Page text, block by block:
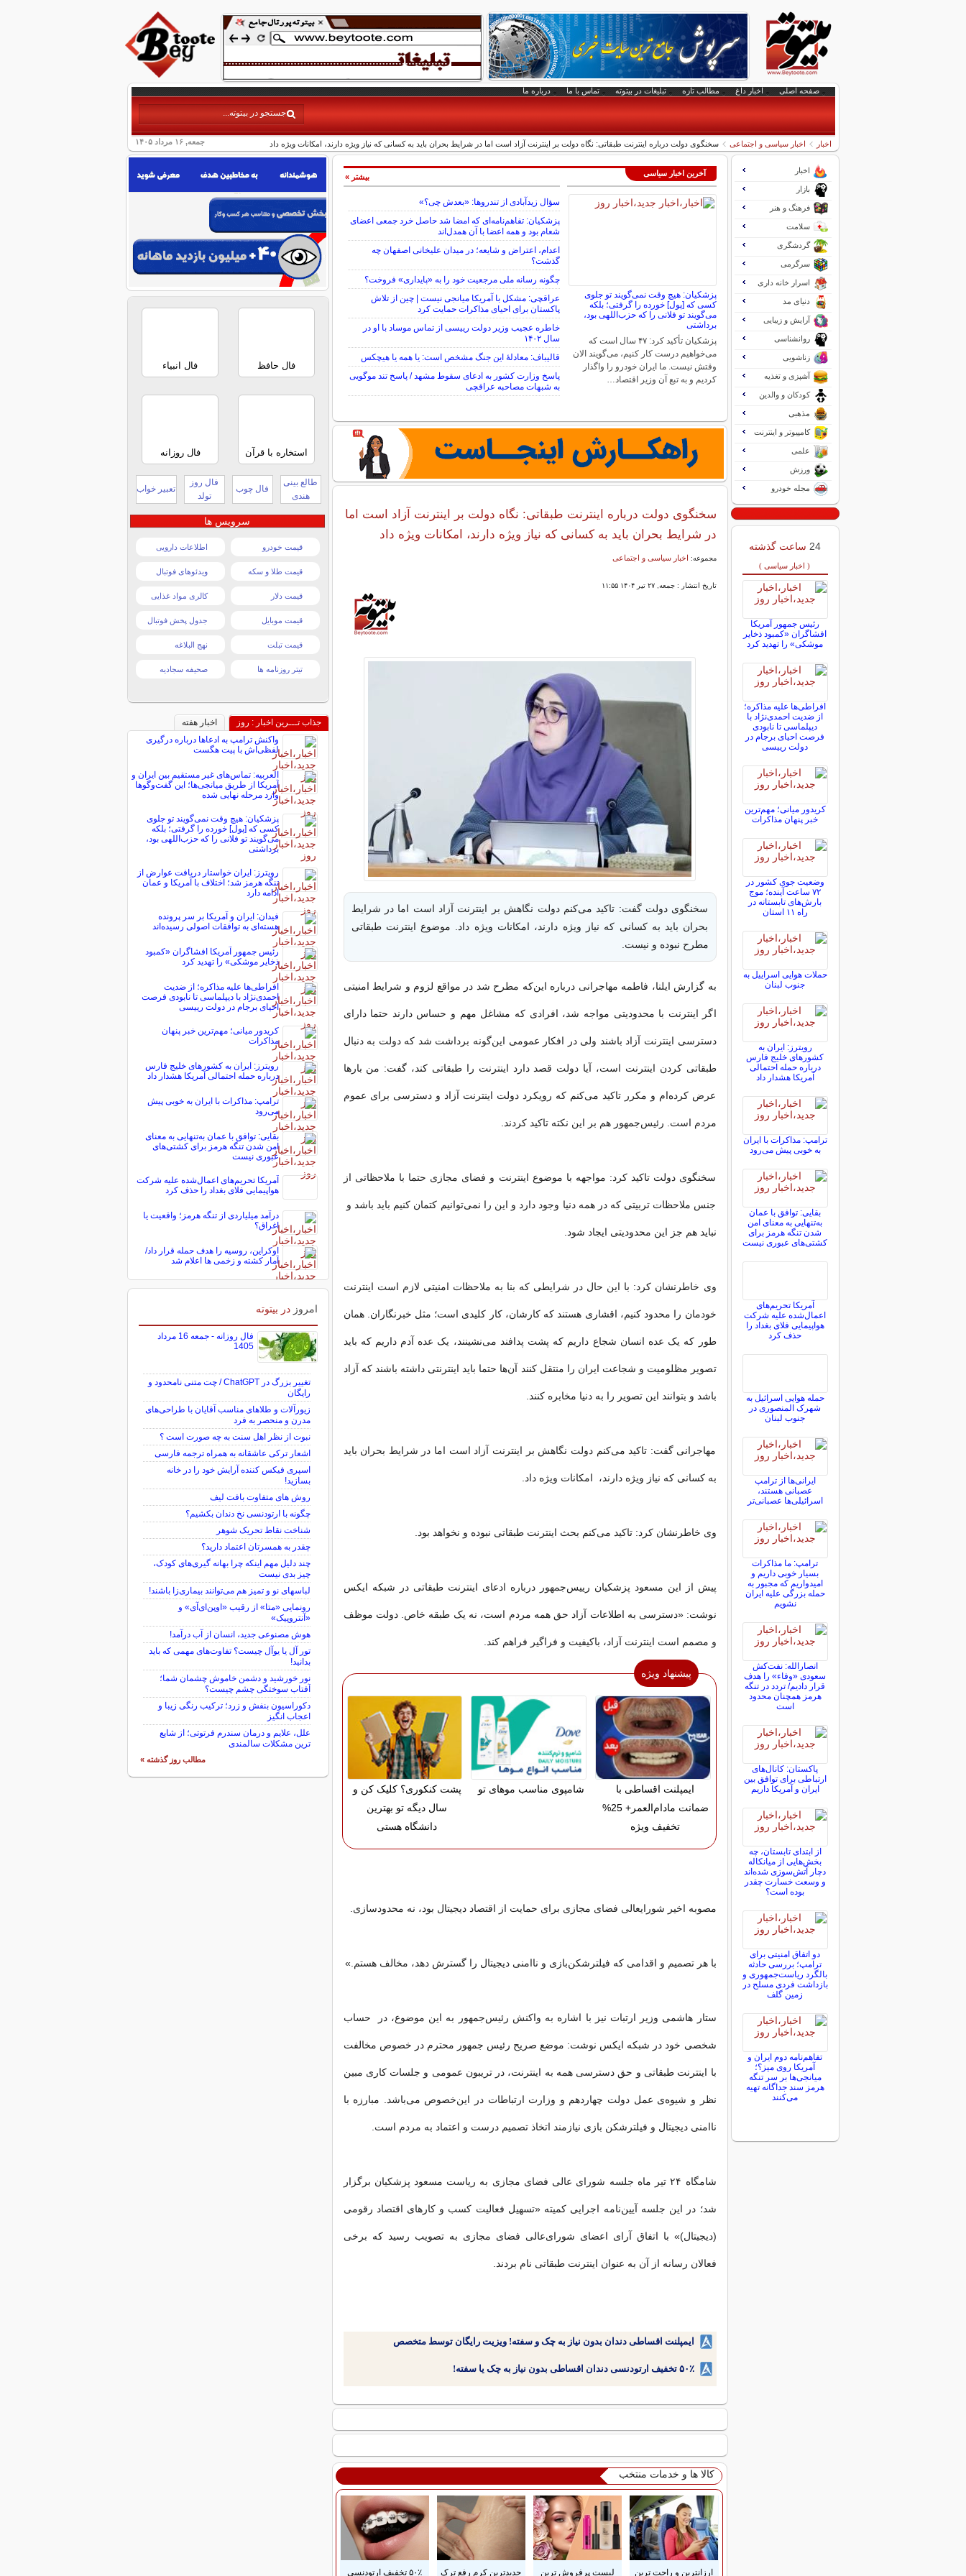
صفحه اصلی اخبار داغ مطالب تازه تبلیغات در بیتوته تماس با ما درباره ما
جمعه, ۱۶ مرداد ۱۴۰۵ اخبار اخبار سیاسی و اجتماعی سخنگوی دولت درباره اینترنت طبقاتی: نگاه دولت بر اینترنت آزاد است اما در شرایط بحران باید به کسانی که نیاز ویژه دارند، امکانات ویژه داد
آخرین اخبار سیاسی
پزشکیان: هیچ وقت نمی‌گویند تو جلوی
کسی که [پول] خورده را گرفتی؛ بلکه
می‌گویند تو فلانی را که حزب‌اللهی بود،
برداشتی
پزشکیان تأکید کرد: ۴۷ سال است که
می‌خواهیم درست کار کنیم، می‌گویند الان
وقتش نیست‌. ما ایران خودرو را واگذار
کردیم و به تبع آن وزیر اقتصاد…
سؤال زیدآبادی از تندروها: «بعدش چی؟»
پزشکیان: تفاهم‌نامه‌ای که امضا شد حاصل خرد جمعی اعضای
شعام بود و همه اعضا با آن همدل‌اند
اعدام، اعتراض و شایعه؛ در میدان علیخانی اصفهان چه
گذشت؟
چگونه رسانه ملی مرجعیت خود را به «پایداری» فروخت؟
عراقچی: مشکل با آمریکا میانجی نیست | چین از تلاش
پاکستان برای احیای مذاکرات حمایت کرد
خاطره عجیب وزیر دولت رییسی از تماس موساد با او در
سال ۱۴۰۲
قالیباف: معادلهٔ این جنگ مشخص است: یا همه یا هیچکس
پاسخ وزارت کشور به ادعای سقوط مشهد / پاسخ تند موگویی
به شبهات مصاحبه عراقچی
بیشتر »
سخنگوی دولت درباره اینترنت طبقاتی: نگاه دولت بر اینترنت آزاد است اما
در شرایط بحران باید به کسانی که نیاز ویژه دارند، امکانات ویژه داد
مجموعه: اخبار سیاسی و اجتماعی
تاریخ انتشار : جمعه, ۲۷ تیر ۱۴۰۴ ۱۱:۵۵
سخنگوی دولت گفت: تاکید می‌کنم دولت نگاهش بر اینترنت آزاد است اما در شرایط
بحران باید به کسانی که نیاز ویژه دارند، امکانات ویژه داد. موضوع اینترنت طبقاتی
مطرح نبوده و نیست.
به گزارش ایلنا، فاطمه مهاجرانی درباره این‌که مطرح شد در مواقع لزوم و شرایط امنیتی
اگر اینترنت با محدودیتی مواجه شد، افرادی که مشاغل مهم و حساس دارند حتما دارای
دسترسی اینترنت آزاد باشند ولی در افکار عمومی این‌گونه برداشت شد که دولت به دنبال
طبقاتی کردن اینترنت است، آیا دولت قصد دارد اینترنت را طبقاتی کند، گفت: من بارها
عرض کرده‌ام و مکرر تاکید می‌کنم که رویکرد دولت اینترنت آزاد و دسترسی برای عموم
مردم است. رئیس‌جمهور هم بر این نکته تاکید کردند.
سخنگوی دولت تاکید کرد: مواجهه با موضوع اینترنت و فضای مجازی حتما با ملاحظاتی از
جنس ملاحظات تربیتی که در همه دنیا وجود دارد و این را نمی‌توانیم کتمان کنیم باید باشد و
نباید هم جز این محدودیتی ایجاد شود.
وی خاطر‌نشان کرد: با این حال در شرایطی که بنا به ملاحظات امنیتی لازم است اینترنت
خودمان را محدود کنیم، اقشاری هستند که کارشان، کار کلیدی است؛ مثل خبرنگاران. همان
طور که یک عده انسان شجاع داریم که پشت پدافند می‌نشینند،‌ یک عده آدم داریم که باید
تصویر مظلومیت و شجاعت ایران را منتقل کنند آن‌ها حتما باید اینترنتی داشته باشند که آزاد
باشد و بتوانند این تصویر را به دنیا مخابره کنند.
مهاجرانی گفت: تاکید می‌کنم دولت نگاهش بر اینترنت آزاد است اما در شرایط بحران باید
به کسانی که نیاز ویژه دارند، امکانات ویژه داد.
وی خاطرنشان کرد: تاکید می‌کنم بحث اینترنت طبقاتی نبوده و نخواهد بود.
پیش از این مسعود پزشکیان رییس‌جمهور درباره ادعای اینترنت طبقاتی در شبکه ایکس
نوشت: «دسترسی به اطلاعات آزاد حق همه مردم است، نه یک طبقه خاص. دولت موظف
و مصمم است اینترنت آزاد، باکیفیت و فراگیر فراهم کند.
پیشنهاد ویژه
ایمپلنت اقساطی با
ضمانت مادام‌العمر+ 25%
تخفیف ویژه
شامپوی مناسب موهای تو
پشت کنکوری؟ کلیک کن و
سال دیگه تو بهترین
دانشگاه هستی
‌مصوبه اخیر شورایعالی فضای مجازی برای حمایت از اقتصاد دیجیتال بود، نه محدودسازی.
‌با هر تصمیم و اقدامی که فیلترشکن‌بازی و ناامنی دیجیتال را گسترش دهد، مخالف هستم.»
ستار هاشمی وزیر ارتبات نیز با اشاره به واکنش رئیس‌جمهور به این موضوع، در حساب
شخصی خود در شبکه ایکس نوشت: موضع صریح رئیس جمهور محترم در خصوص مخالفت
با اینترنت طبقاتی و ‎حق دسترسی همه به اینترنت، در تریبون عمومی و جلسات کاری مبین
نظر و شیوه‌ی عمل دولت چهاردهم و وزارت ارتباطات در این‌خصوص می‌باشد. مبارزه با
ناامنی دیجیتال و فیلترشکن بازی نیازمند اتخاذ تصمیم درست و ‎اعتماد به مردم است.
شامگاه ۲۴ تیر ماه جلسه شورای عالی فضای مجازی به ریاست مسعود پزشکیان برگزار
شد؛ در این جلسه آیین‌نامه اجرایی کمیته «تسهیل فعالیت کسب و کارهای اقتصاد رقومی
(دیجیتال)» با اتفاق آرای اعضای شورای‌عالی فضای مجازی به تصویب رسید که برخی
فعالان رسانه از آن به عنوان اینترنت طبقاتی نام بردند.
ایمپلنت اقساطی دندان بدون نیاز به چک و سفته! ویزیت رایگان توسط متخصص
۵۰٪ تخفیف ارتودنسی دندان اقساطی بدون نیاز به چک یا سفته!
کالا ها و خدمات منتخب
ارزانترین و راحت ترین لیست پرفروش ترین جدیدترین کرم رفع ترک ۵۰٪ تخفیف ارتودنسی
اخبار
بازار
فرهنگ و هنر
سلامت
گردشگری
سرگرمی
اسرار خانه داری
دنیای مد
آرایش و زیبایی
روانشناسی
زناشویی
آشپزی و تغذیه
کودکان و والدین
مذهبی
کامپیوتر و اینترنت
علمی
ورزش
مجله خودرو
24 ساعت گذشته
( اخبار سیاسی )
رئیس جمهور آمریکا
افشاگران «کمبود ذخایر
موشکی» را تهدید کرد
افراطی‌ها علیه مذاکره؛
از ضدیت احمدی‌نژاد با
دیپلماسی تا نابودی
فرصت احیای برجام در
دولت رییسی
کریدور میانی؛ مهم‌ترین
خبر پنهان مذاکرات
وضعیت جوی کشور در
۷۲ ساعت آینده؛ موج
بارش‌های تابستانه در
راه ۱۱ استان
حملات هوایی اسراییل به
جنوب لبنان
رویترز: ایران به
کشورهای خلیج فارس
درباره حمله احتمالی
آمریکا هشدار داد
ترامپ: مذاکرات با ایران
به خوبی پیش می‌رود
بقایی: توافق با عمان
به‌تنهایی به معنای امن
شدن تنگه هرمز برای
کشتی‌های عبوری نیست
آمریکا تحریم‌های
اعمال‌شده علیه شرکت
هواپیمایی فلای بغداد را
حذف کرد
حمله هوایی اسرائیل به
شهرک المنصوری در
جنوب لبنان
ایرانی‌ها از ترامپ
عصبانی هستند،
اسرائیلی‌ها عصبانی‌تر
ترامپ: ما مذاکرات
بسیار خوبی داریم و
امیدواریم که مجبور به
حمله بزرگی علیه ایران
نشویم
انصارالله: نفت‌کش
سعودی «وفاء» را هدف
قرار دادیم/ تردد در تنگه
هرمز همچنان محدود
است
پاکستان: کانال‌های
ارتباطی برای توافق بین
ایران و آمریکا داریم
از ابتدای تابستان، چه
بخش‌هایی از میانکاله
دچار آتش‌سوزی شده‌اند
و وسعت خسارت چقدر
بوده است؟
دو اتفاق امنیتی برای
ترامپ؛ بررسی حادثه
بالگرد ریاست‌جمهوری و
بازداشت فردی مسلح در
زمین گلف
تفاهم‌نامه دوم ایران و
آمریکا روی میز؟؛
میانجی‌ها بر سر تنگه
هرمز سند جداگانه تهیه
می‌کنند
فال حافظ فال انبیاء
استخاره با قرآن فال روزانه
طالع بینی
هندی
فال چوب
فال روز
تولد
تعبیر خواب
سرویس ها
قیمت خودرو اطلاعات دارویی
قیمت طلا و سکه ویدئوهای فوتبال
قیمت دلار کالری مواد غذایی
قیمت موبایل جدول پخش فوتبال
قیمت تبلت نهج البلاغه
تیتر روزنامه ها صحیفه سجادیه
جذاب تـــرین اخبار : روز
اخبار هفته
واکنش ترامپ به ادعاها درباره درگیری
لفظی‌اش با پیت هگست
العربیه: تماس‌های غیر مستقیم بین ایران و
آمریکا از طریق میانجی‌ها؛ این گفت‌و‌گو‌ها
وارد مرحله نهایی شده
پزشکیان: هیچ وقت نمی‌گویند تو جلوی
کسی که [پول] خورده را گرفتی؛ بلکه
می‌گویند تو فلانی را که حزب‌اللهی بود،
برداشتی
رویترز: ایران خواستار دریافت عوارض از
تنگه هرمز شد؛ اختلاف با آمریکا و عمان
ادامه دارد
فیدان: ایران و آمریکا بر سر پرونده
هسته‌ای به توافقات اصولی رسیده‌اند
رئیس جمهور آمریکا افشاگران «کمبود
ذخایر موشکی» را تهدید کرد
افراطی‌ها علیه مذاکره؛ از ضدیت
احمدی‌نژاد با دیپلماسی تا نابودی فرصت
احیای برجام در دولت رییسی
کریدور میانی؛ مهم‌ترین خبر پنهان
مذاکرات
رویترز: ایران به کشورهای خلیج فارس
درباره حمله احتمالی آمریکا هشدار داد
ترامپ: مذاکرات با ایران به خوبی پیش
می‌رود
بقایی: توافق با عمان به‌تنهایی به معنای
امن شدن تنگه هرمز برای کشتی‌های
عبوری نیست
آمریکا تحریم‌های اعمال‌شده علیه شرکت
هواپیمایی فلای بغداد را حذف کرد
درآمد میلیاردی از تنگه هرمز؛ واقعیت یا
اغراق؟
اوکراین، روسیه را هدف حمله قرار داد/
آمار کشته و زخمی ها اعلام شد
امروز در بیتوته
فال روزانه - جمعه 16 مرداد
1405
تغییر بزرگ در ChatGPT / چت متنی نامحدود و
رایگان
زیورآلات و طلاهای مناسب آقایان با طراحی‌های
مدرن و منحصر به فرد
نبوت از نظر اهل سنت به چه صورت است ؟
اشعار ترکی عاشقانه به همراه ترجمه فارسی
اسپری فیکس کننده آرایش خود را در خانه
بسازید!
روش های متفاوت بافت لیف
چگونه با ارتودنسی نخ دندان بکشیم؟
شناخت نقاط تحریک شوهر
چقدر به همسرتان اعتماد دارید؟
چند دلیل مهم اینکه چرا بهانه گیری‌های کودک،
چیز بدی نیست
لباس‎های نو و تمیز هم می‌توانند بیماری‌زا باشند!
رونمایی «متا» از رقیب «اوپن‌ای‌آی» و
«آنتروپیک»
هوش مصنوعی جدید، انسان از آب درآمد!
تور آل یا یوآل چیست؟ تفاوت‌های مهمی که باید
بدانید!
نور خورشید و دشمن خاموش چشمان شما؛
آفتاب سوختگی چشم چیست؟
دکوراسیون بنفش و زرد؛ ترکیب رنگی زیبا و
اعجاب انگیز
علل، علایم و درمان سندرم فرتوتی؛ از شایع
ترین مشکلات سالمندی
مطالب روز گذشته »